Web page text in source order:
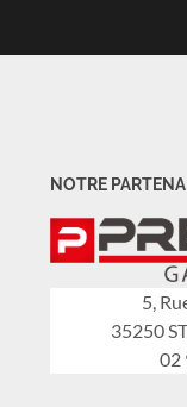
NOTRE
5,
35250
02